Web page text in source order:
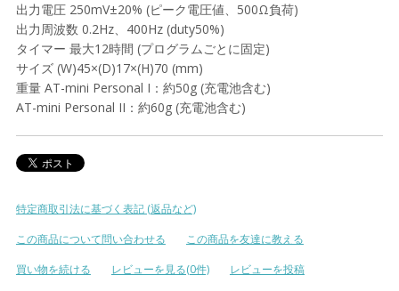
出力電圧 250mV±20% (ピーク電圧値、500Ω負荷)
出力周波数 0.2Hz、400Hz (duty50%)
タイマー 最大12時間 (プログラムごとに固定)
サイズ (W)45×(D)17×(H)70 (mm)
重量 AT-mini Personal I：約50g (充電池含む)
AT-mini Personal II：約60g (充電池含む)
特定商取引法に基づく表記 (返品など)
この商品について問い合わせる
この商品を友達に教える
買い物を続ける
レビューを見る(0件) レビューを投稿